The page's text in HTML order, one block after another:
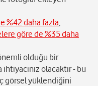
%42 daha fazla,
göre de %35 daha
olduğu bir
olacaktır - bu
görsel yüklendiğini